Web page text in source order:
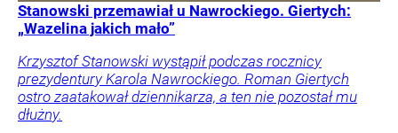
Stanowski przemawiał u Nawrockiego. Giertych:
„Wazelina jakich mało”
Krzysztof Stanowski wystąpił podczas rocznicy
prezydentury Karola Nawrockiego. Roman Giertych
ostro zaatakował dziennikarza, a ten nie pozostał mu
dłużny.